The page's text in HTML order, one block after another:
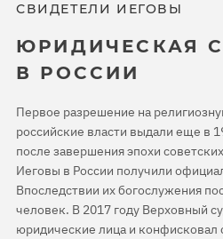
СВИДЕТЕЛИ ИЕГОВЫ
ЮРИДИЧЕСКАЯ
В РОССИИ
Первое разрешение на
российские власти выдали еще в
после завершения эпохи
Иеговы в России получили
Впоследствии их богослужения
человек. В 2017 году Верховный
юридические лица и конфисковал